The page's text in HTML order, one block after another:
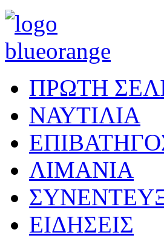
ΠΡΩΤΗ
ΝΑΥΤΙΛΙΑ
ΛΙΜΑΝΙΑ
ΕΙΔΗΣΕΙΣ